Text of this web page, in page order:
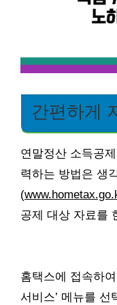
간편하게
연말정산 소득공
력하는 방법은 생
(
공제 대상 자료를
홈택스에 접속하
서비스’ 메뉴를